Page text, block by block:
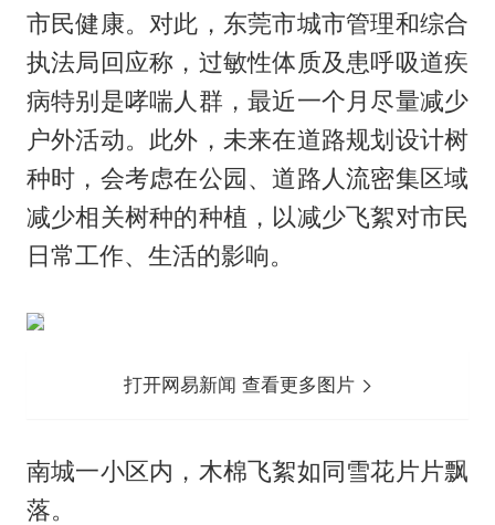
市民健康。对此，东莞市城市管理和综合
执法局回应称，过敏性体质及患呼吸道疾
病特别是哮喘人群，最近一个月尽量减少
户外活动。此外，未来在道路规划设计树
种时，会考虑在公园、道路人流密集区域
减少相关树种的种植，以减少飞絮对市民
日常工作、生活的影响。
打开网易新闻 查看更多图片
南城一小区内，木棉飞絮如同雪花片片飘
落。